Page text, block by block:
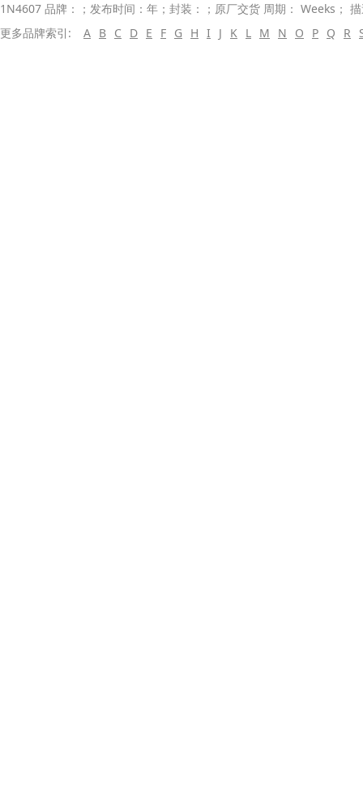
1N4607 品牌：；发布时间：年；封装：；原厂交货 周期： Weeks；
更多品牌索引:
A B C D E F G H I J K L M N O P Q R